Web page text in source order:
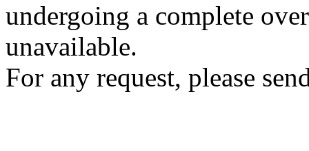
undergoing a complete
unavailable.
For any request, please